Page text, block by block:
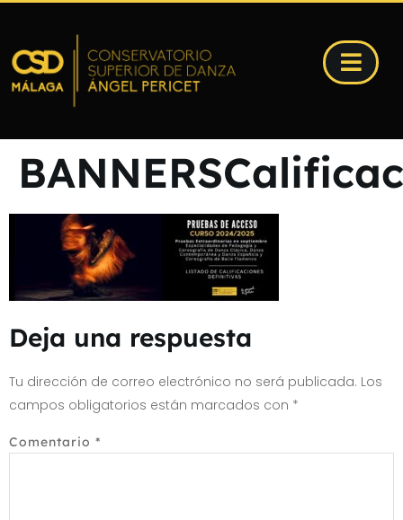
Deja una respuesta
Tu dirección de correo electrónico no será publicada. Los
campos obligatorios están marcados con *
Comentario *